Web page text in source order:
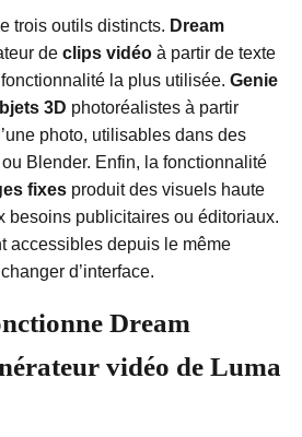
trois outils distincts. Dream
de clips vidéo à partir de texte
la plus utilisée. Genie
3D photoréalistes à partir
photo, utilisables dans des
Blender. Enfin, la fonctionnalité
fixes produit des visuels haute
besoins publicitaires ou éditoriaux.
accessibles depuis le même
d’interface.
Dream
vidéo de Luma